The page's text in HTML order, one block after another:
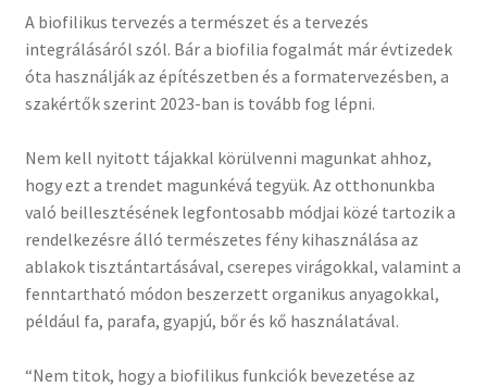
A biofilikus tervezés a természet és a tervezés
integrálásáról szól. Bár a biofilia fogalmát már évtizedek
óta használják az építészetben és a formatervezésben, a
szakértők szerint 2023-ban is tovább fog lépni.
Nem kell nyitott tájakkal körülvenni magunkat ahhoz,
hogy ezt a trendet magunkévá tegyük. Az otthonunkba
való beillesztésének legfontosabb módjai közé tartozik a
rendelkezésre álló természetes fény kihasználása az
ablakok tisztántartásával, cserepes virágokkal, valamint a
fenntartható módon beszerzett organikus anyagokkal,
például fa, parafa, gyapjú, bőr és kő használatával.
“Nem titok, hogy a biofilikus funkciók bevezetése az